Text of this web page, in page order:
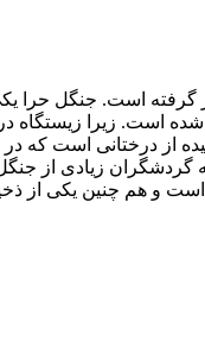
است. زیرا زیستگاه
که جنگل‌های حرا قشم جزئی از میراث طبیعی کشور ایران